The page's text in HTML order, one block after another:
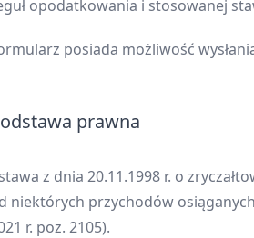
opodatkowania i stosowanej
posiada możliwość
prawna
z dnia 20.11.1998 r. o
niektórych przychodów
r. poz. 2105).